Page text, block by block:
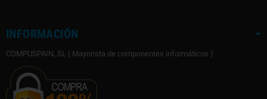
INFORMACIÓN
COMPUSPAIN, SL ( Mayorista de componentes informáticos )